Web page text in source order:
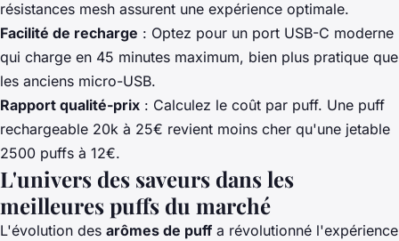
résistances mesh assurent une expérience optimale.
Facilité de recharge : Optez pour un port USB-C moderne
qui charge en 45 minutes maximum, bien plus pratique que
les anciens micro-USB.
Rapport qualité-prix : Calculez le coût par puff. Une puff
rechargeable 20k à 25€ revient moins cher qu'une jetable
2500 puffs à 12€.
L'univers des saveurs dans les
meilleures puffs du marché
L'évolution des arômes de puff a révolutionné l'expérience